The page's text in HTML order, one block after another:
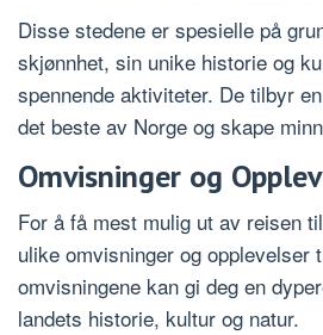
Disse stedene er spesielle på
skjønnhet, sin unike historie og
spennende aktiviteter. De tilbyr
det beste av Norge og skape
Omvisninger og
For å få mest mulig ut av reisen
ulike omvisninger og opplevelser
omvisningene kan gi deg en
landets historie, kultur og natur.